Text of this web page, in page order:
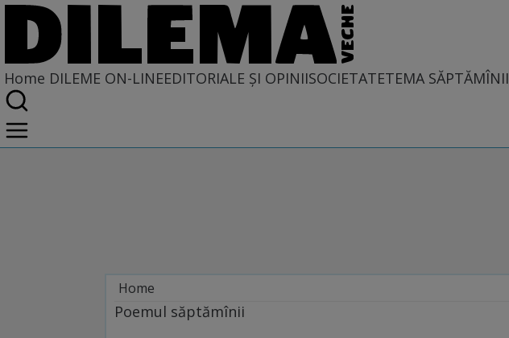
Home DILEME ON-LINEEDITORIALE ȘI OPINIISOCIETATETEMA SĂPTĂMÎNII
Home
Dileme on-line
Poemul săptămînii